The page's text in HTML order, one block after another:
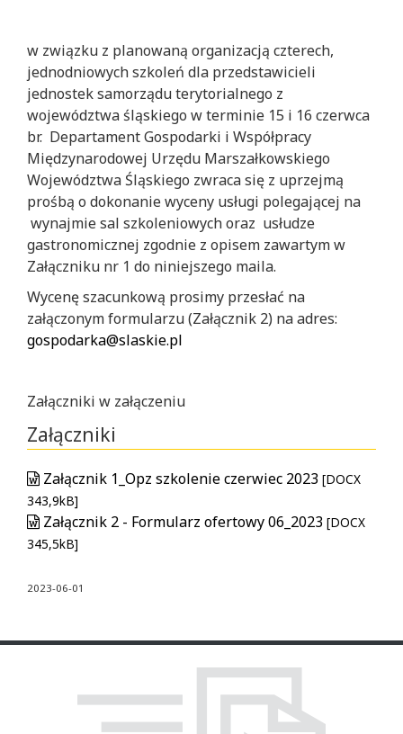
w związku z planowaną organizacją czterech,
jednodniowych szkoleń dla przedstawicieli
jednostek samorządu terytorialnego z
województwa śląskiego w terminie 15 i 16 czerwca
br. Departament Gospodarki i Współpracy
Międzynarodowej Urzędu Marszałkowskiego
Województwa Śląskiego zwraca się z uprzejmą
prośbą o dokonanie wyceny usługi polegającej na
wynajmie sal szkoleniowych oraz usłudze
gastronomicznej zgodnie z opisem zawartym w
Załączniku nr 1 do niniejszego maila.
Wycenę szacunkową prosimy przesłać na
załączonym formularzu (Załącznik 2) na adres:
gospodarka@slaskie.pl
Załączniki w załączeniu
Załączniki
Załącznik 1_Opz szkolenie czerwiec 2023 [DOCX
343,9kB]
Załącznik 2 - Formularz ofertowy 06_2023 [DOCX
345,5kB]
2023-06-01